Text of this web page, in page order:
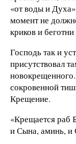
«от воды и
момент не
криков и
Господь так и
присутствовал
сокровенной
Крещение.
«Крещается раб
и Сына, аминь, и